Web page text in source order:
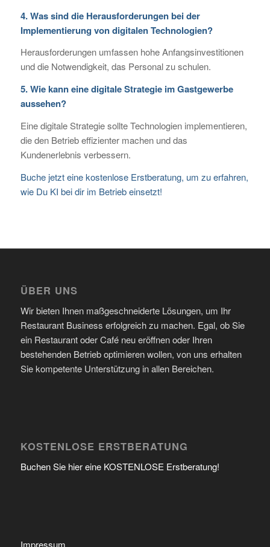
4. Was sind die Herausforderungen bei der
Implementierung von digitalen Technologien?
Herausforderungen umfassen hohe Anfangsinvestitionen
und die Notwendigkeit, das Personal zu schulen.
5. Wie kann eine digitale Strategie im Gastgewerbe
aussehen?
Eine digitale Strategie sollte Technologien implementieren,
die den Betrieb effizienter machen und das
Kundenerlebnis verbessern.
Buche jetzt eine kostenlose Erstberatung, um zu erfahren,
wie Du KI bei dir im Betrieb einsetzt!
ÜBER UNS
Wir bieten Ihnen maßgeschneiderte Lösungen, um Ihr
Restaurant Business erfolgreich zu machen. Egal, ob Sie
ein Restaurant oder Café neu eröffnen oder Ihren
bestehenden Betrieb optimieren wollen, von uns erhalten
Sie kompetente Unterstützung in allen Bereichen.
KOSTENLOSE ERSTBERATUNG
Buchen Sie hier eine KOSTENLOSE Erstberatung!
Impressum